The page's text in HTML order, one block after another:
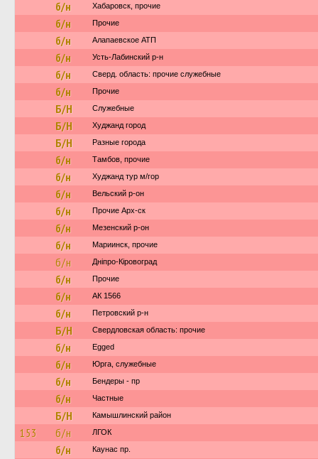
б/н Хабаровск, прочие
б/н Прочие
б/н Алапаевское АТП
б/н Усть-Лабинский р-н
б/н Сверд. область: прочие служебные
б/н Прочие
Б/Н Служебные
Б/Н Худжанд город
Б/Н Разные города
б/н Тамбов, прочие
б/н Худжанд тур м/гор
б/н Вельский р-он
б/н Прочие Арх-ск
б/н Мезенский р-он
б/н Мариинск, прочие
б/н Дніпро-Кіровоград
б/н Прочие
б/н АК 1566
б/н Петровский р-н
Б/Н Свердловская область: прочие
б/н Egged
б/н Юрга, служебные
б/н Бендеры - пр
б/н Частные
Б/Н Камышлинский район
153 б/н ЛГОК
б/н Каунас пр.